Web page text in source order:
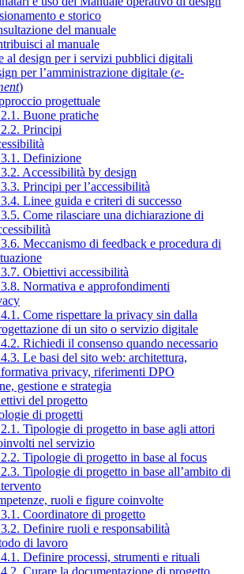
e storico
del manuale
al manuale
al design per i servizi pubblici digitali
per l’amministrazione digitale (e-
)
progettuale
Buone pratiche
Principi
Definizione
Accessibilità by design
Principi per l’accessibilità
Linee guida e criteri di successo
Come rilasciare una dichiarazione di
Meccanismo di feedback e procedura di
Obiettivi accessibilità
Normativa e approfondimenti
Come rispettare la privacy sin dalla
di un sito o servizio digitale
Richiedi il consenso quando necessario
Le basi del sito web: architettura,
privacy, riferimenti DPO
gestione e strategia
del progetto
di progetti
Tipologie di progetto in base agli attori
nel servizio
Tipologie di progetto in base al focus
Tipologie di progetto in base all’ambito di
ruoli e figure coinvolte
Coordinatore di progetto
Definire ruoli e responsabilità
di lavoro
Definire processi, strumenti e rituali
Curare la documentazione di progetto